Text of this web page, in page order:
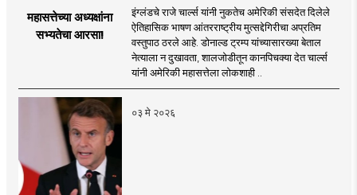
महासत्तेच्या अध्यक्षांना
सभ्यतेचा आरसा!
इंग्लंडचे राजे चार्ल्स यांनी नुकतेच अमेरिकी संसदेत दिलेले
ऐतिहासिक भाषण आंतरराष्ट्रीय मुत्सद्देगिरीचा अप्रतिम
वस्तुपाठ ठरले आहे. डोनाल्ड ट्रम्प यांच्यासारख्या बेताल
नेत्याला न दुखावता, शालजोडीतून कानपिचक्या देत चार्ल्स
यांनी अमेरिकी महासत्तेला लोकशाही ..
०३ मे २०२६